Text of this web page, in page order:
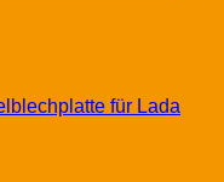
für Lada